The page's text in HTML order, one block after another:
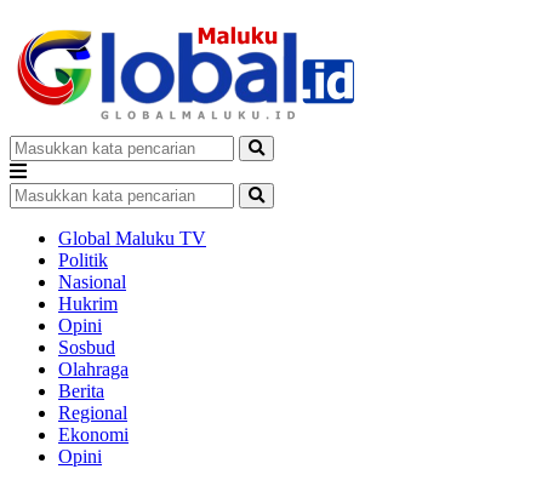
Global Maluku TV
Politik
Nasional
Hukrim
Opini
Sosbud
Olahraga
Berita
Regional
Ekonomi
Opini